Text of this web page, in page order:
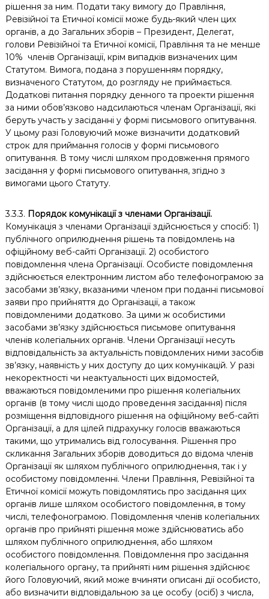
рішення за ним. Подати таку вимогу до Правління,
Ревізійної та Етичної комісії може будь-який член цих
органів, а до Загальних зборів – Президент, Делегат,
голови Ревізійної та Етичної комісії, Правління та не менше
10% членів Організації, крім випадків визначених цим
Статутом. Вимога, подана з порушенням порядку,
визначеного Статутом, до розгляду не приймається.
Додаткові питання порядку денного та проекти рішення
за ними обов’язково надсилаються членам Організації, які
беруть участь у засіданні у формі письмового опитування.
У цьому разі Головуючий може визначити додатковий
строк для приймання голосів у формі письмового
опитування. В тому числі шляхом продовження прямого
засідання у формі письмового опитування, згідно з
вимогами цього Статуту.
3.3.3. Порядок комунікації з членами Організації.
Комунікація з членами Організації здійснюється у спосіб: 1)
публічного оприлюднення рішень та повідомлень на
офіційному веб-сайті Організації. 2) особистого
повідомлення члена Організації. Особисте повідомлення
здійснюється електронним листом або телефонограмою за
засобами зв’язку, вказаними членом при поданні письмової
заяви про прийняття до Організації, а також
повідомленими додатково. За цими ж особистими
засобами зв’язку здійснюється письмове опитування
членів колегіальних органів. Члени Організації несуть
відповідальність за актуальність повідомлених ними засобів
зв’язку, наявність у них доступу до цих комунікацій. У разі
некоректності чи неактуальності цих відомостей,
вважаються повідомленими про рішення колегіальних
органів (в тому числі щодо проведення засідання) після
розміщення відповідного рішення на офіційному веб-сайті
Організації, а для цілей підрахунку голосів вважаються
такими, що утримались від голосування. Рішення про
скликання Загальних зборів доводиться до відома членів
Організації як шляхом публічного оприлюднення, так і у
особистому повідомленні. Члени Правління, Ревізійної та
Етичної комісії можуть повідомлятись про засідання цих
органів лише шляхом особистого повідомлення, в тому
числі, телефонограмою. Повідомлення членів колегіальних
органів про прийняті рішення може здійснюватись або
шляхом публічного оприлюднення, або шляхом
особистого повідомлення. Повідомлення про засідання
колегіального органу, та прийняті ним рішення здійснює
його Головуючий, який може вчиняти описані дії особисто,
або визначити відповідальною за це особу (осіб) з числа,